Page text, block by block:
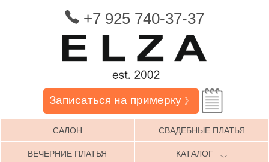
+7 925 740-37-37
Записаться на примерку 》
САЛОН СВАДЕБНЫЕ ПЛАТЬЯ
ВЕЧЕРНИЕ ПЛАТЬЯ КАТАЛОГ ﹀